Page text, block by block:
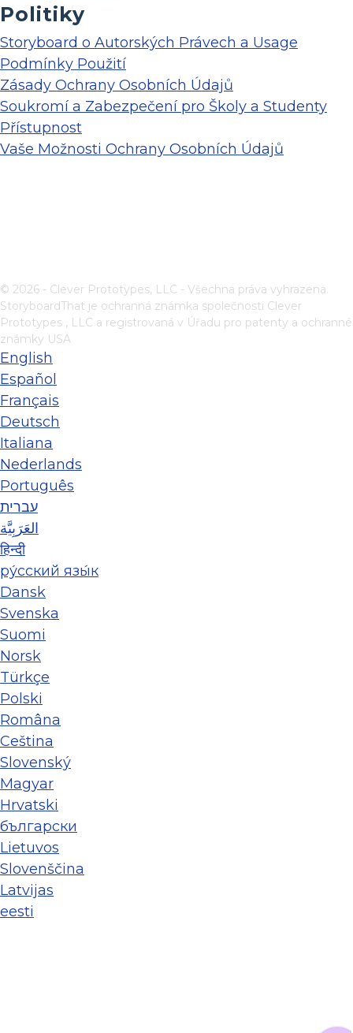
Politiky
Storyboard o Autorských Právech a Usage
Podmínky Použití
Zásady Ochrany Osobních Údajů
Soukromí a Zabezpečení pro Školy a Studenty
Přístupnost
Vaše Možnosti Ochrany Osobních Údajů
© 2026 - Clever Prototypes, LLC - Všechna práva vyhrazena.
StoryboardThat je ochranná známka společnosti Clever
Prototypes , LLC a registrovaná v Úřadu pro patenty a ochranné
známky USA
English
Español
Français
Deutsch
Italiana
Nederlands
Português
עברית
العَرَبِيَّة
हिन्दी
ру́сский язы́к
Dansk
Svenska
Suomi
Norsk
Türkçe
Polski
Româna
Ceština
Slovenský
Magyar
Hrvatski
български
Lietuvos
Slovenščina
Latvijas
eesti